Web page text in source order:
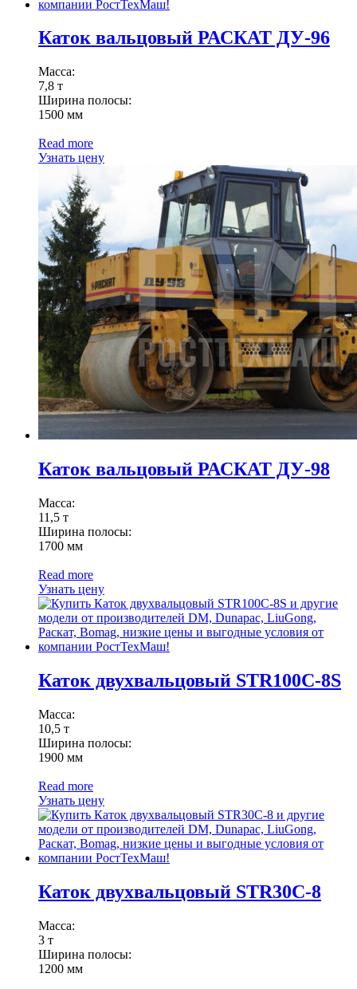
Каток вальцовый РАСКАТ ДУ-96
Масса:
7,8 т
Ширина полосы:
1500 мм
Read more
Узнать цену
Каток вальцовый РАСКАТ ДУ-98
Масса:
11,5 т
Ширина полосы:
1700 мм
Read more
Узнать цену
Каток двухвальцовый STR100C-8S
Масса:
10,5 т
Ширина полосы:
1900 мм
Read more
Узнать цену
Каток двухвальцовый STR30C-8
Масса:
3 т
Ширина полосы:
1200 мм